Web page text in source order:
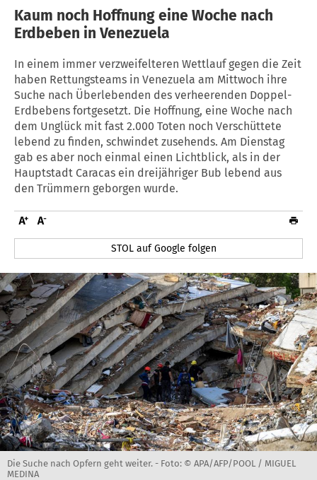
Kaum noch Hoffnung eine Woche nach
Erdbeben in Venezuela
In einem immer verzweifelteren Wettlauf gegen die Zeit
haben Rettungsteams in Venezuela am Mittwoch ihre
Suche nach Überlebenden des verheerenden Doppel-
Erdbebens fortgesetzt. Die Hoffnung, eine Woche nach
dem Unglück mit fast 2.000 Toten noch Verschüttete
lebend zu finden, schwindet zusehends. Am Dienstag
gab es aber noch einmal einen Lichtblick, als in der
Hauptstadt Caracas ein dreijähriger Bub lebend aus
den Trümmern geborgen wurde.
STOL auf Google folgen
Die Suche nach Opfern geht weiter. - Foto: © APA/AFP/POOL / MIGUEL
MEDINA